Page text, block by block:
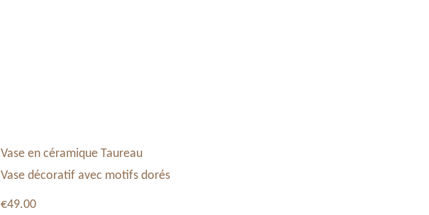
Vase en céramique Taureau
Vase décoratif avec motifs dorés
€49.00